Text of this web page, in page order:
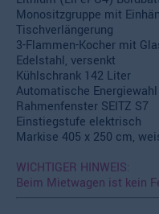
Monositzgruppe mit
Tischverlängerung
3-Flammen-Kocher mit
Edelstahl, versenkt
Kühlschrank 142 Liter
Automatische
Rahmenfenster SEITZ S7
Einstiegstufe elektrisch
Markise 405 x 250 cm,
WICHTIGER HINWEIS:
Beim Mietwagen ist kein